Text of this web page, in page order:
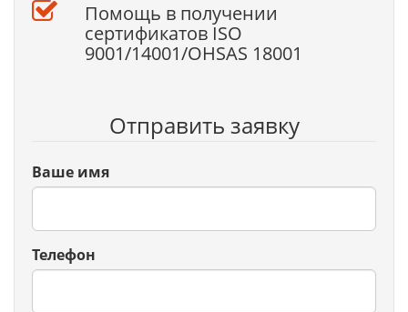
Помощь в получении
сертификатов ISO
9001/14001/OHSAS 18001
Отправить заявку
Ваше имя
Телефон